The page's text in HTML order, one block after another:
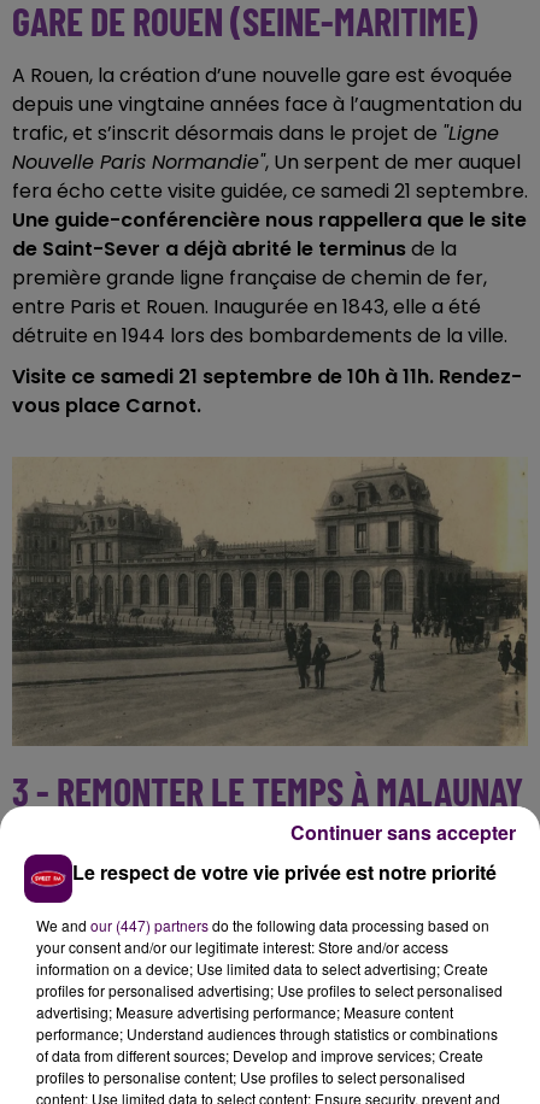
GARE DE ROUEN (SEINE-MARITIME)
A Rouen, la création d’une nouvelle gare est évoquée
depuis une vingtaine années face à l’augmentation du
trafic, et s’inscrit désormais dans le projet de "Ligne
Nouvelle Paris Normandie", Un serpent de mer auquel
fera écho cette visite guidée, ce samedi 21 septembre.
Une guide-conférencière nous rappellera que le site
de Saint-Sever a déjà abrité le terminusde la
première grande ligne française de chemin de fer,
entre Paris et Rouen. Inaugurée en 1843, elle a été
détruite en 1944 lors des bombardements de la ville.
Visite ce samedi 21 septembre de 10h à 11h. Rendez-
vous place Carnot.
3 - REMONTER LE TEMPS À MALAUNAY
Un parcours commenté est proposé ce samedi 21
septembre, afin de découvrir ou redécouvrir l’histoire
de la commune.Un comédien, Sylvain Colombel,
nous emmènera sur les chemins, où se mêleront
anecdotes et surprises.
Marche de 3,5 kilomètres ce samedi de 14h à 16h30.
Rendez-vous à l’atelier mobile du parc.
Le respect de votre vie privée est notre priorité
We and our (447) partnersdo the following data processing based on
your consent and/or our legitimate interest: Store and/or access
information on a device; Use limited data to select advertising; Create
profiles for personalised advertising; Use profiles to select personalised
advertising; Measure advertising performance; Measure content
performance; Understand audiences through statistics or combinations
of data from different sources; Develop and improve services; Create
profiles to personalise content; Use profiles to select personalised
content; Use limited data to select content; Ensure security, prevent and
Continuer sans accepter